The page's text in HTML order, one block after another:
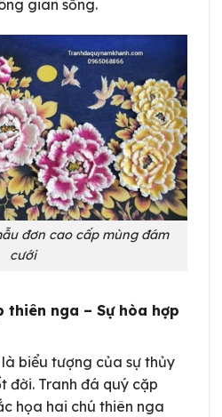
gian sống.
đơn cao cấp mùng đám
cưới
thiên nga – Sự hòa hợp
biểu tượng của sự thủy
đời. Tranh đá quý cặp
họa hai chú thiên nga